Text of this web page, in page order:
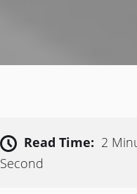
Read Time: 2
Second